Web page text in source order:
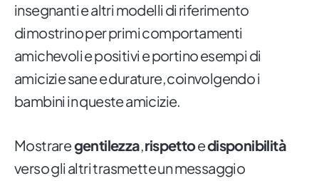
insegnanti e altri modelli di riferimento
dimostrino per primi comportamenti
amichevoli e positivi e portino esempi di
amicizie sane e durature, coinvolgendo i
bambini in queste amicizie.
Mostraregentilezza,rispettoedisponibilità
verso gli altri trasmette un messaggio